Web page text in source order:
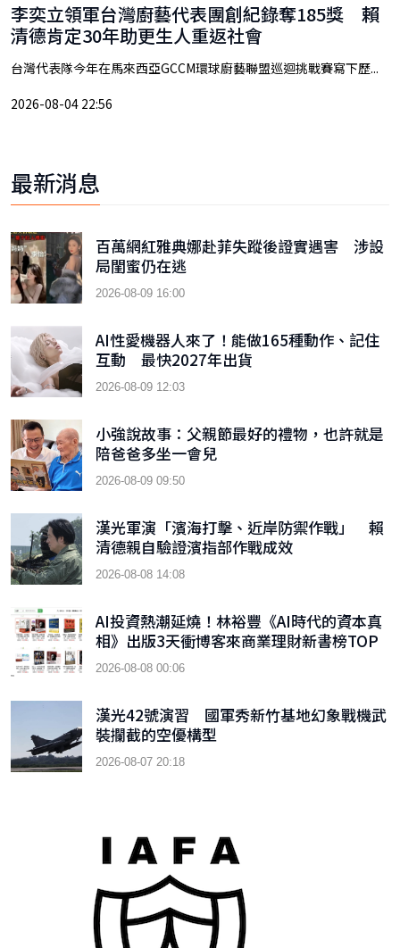
李奕立領軍台灣廚藝代表團創紀錄奪185獎 賴
清德肯定30年助更生人重返社會
台灣代表隊今年在馬來西亞GCCM環球廚藝聯盟巡迴挑戰賽寫下歷...
2026-08-04 22:56
最新消息
百萬網紅雅典娜赴菲失蹤後證實遇害 涉設
局閨蜜仍在逃
2026-08-09 16:00
AI性愛機器人來了！能做165種動作、記住
互動 最快2027年出貨
2026-08-09 12:03
小強說故事：父親節最好的禮物，也許就是
陪爸爸多坐一會兒
2026-08-09 09:50
漢光軍演「濱海打擊、近岸防禦作戰」 賴
清德親自驗證濱指部作戰成效
2026-08-08 14:08
AI投資熱潮延燒！林裕豐《AI時代的資本真
相》出版3天衝博客來商業理財新書榜TOP
9
2026-08-08 00:06
漢光42號演習 國軍秀新竹基地幻象戰機武
裝攔截的空優構型
2026-08-07 20:18